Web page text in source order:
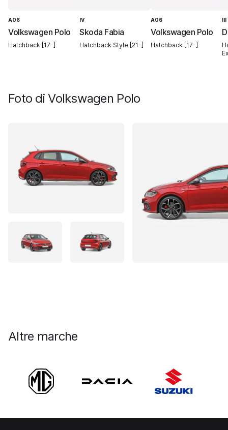
A06
Volkswagen Polo
Hatchback [17-]
IV
Skoda Fabia
Hatchback Style [21-]
A06
Volkswagen Polo
Hatchback [17-]
Foto diVolkswagen Polo
Altre marche